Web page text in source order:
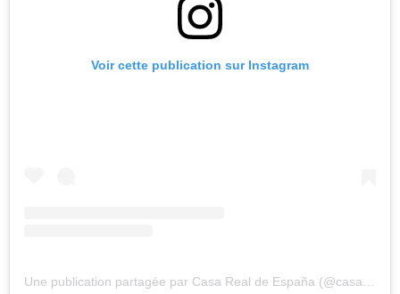
Voir cette publication sur Instagram
Une publication partagée par Casa Real de España (@casarealdeespana)